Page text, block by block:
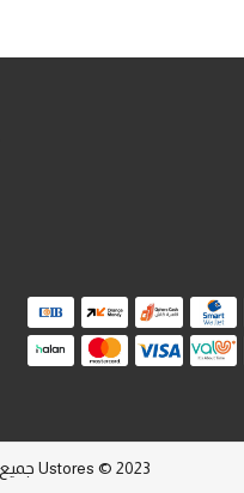
2023 © Ustores جميع الحقوق محفوظة